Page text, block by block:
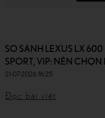
SO SÁNH LEXUS LX
SPORT, VIP: NÊN
21-07-2026 16:25
Đọc bài viết